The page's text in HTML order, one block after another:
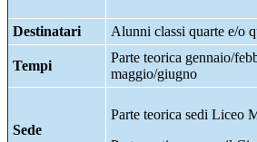
Destinatari Alunni classi quarte e/o
Tempi
Parte teorica gennaio/
maggio/giugno
Sede
Parte teorica sedi Liceo